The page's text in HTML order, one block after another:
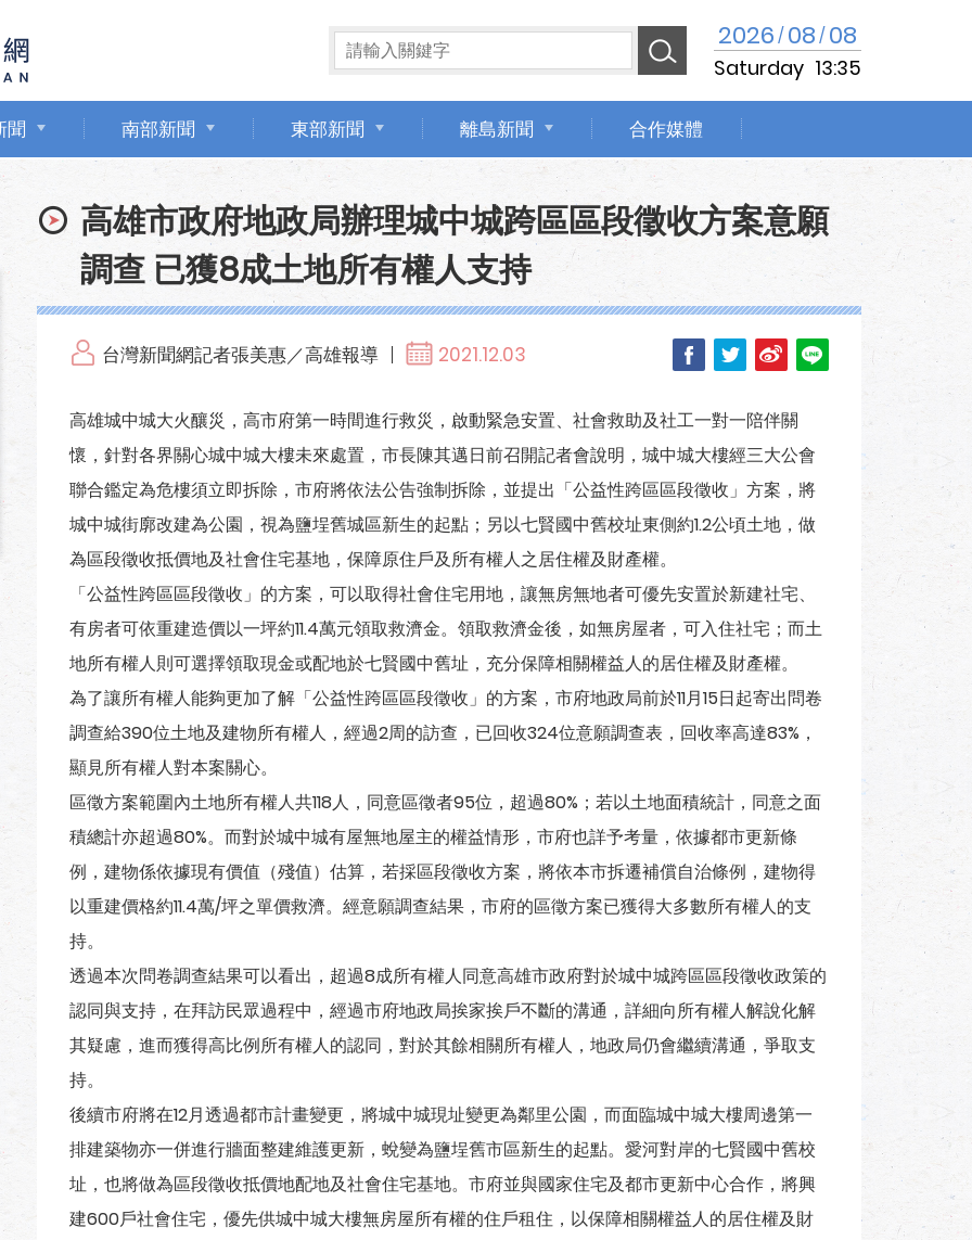
2026/08/08
Saturday 13:35
聞 南部新聞 東部新聞 離島新聞 合作媒體
高雄市政府地政局辦理城中城跨區區段徵收方案意願
調查 已獲8成土地所有權人支持
台灣新聞網記者張美惠／高雄報導 2021.12.03
高雄城中城大火釀災，高市府第一時間進行救災，啟動緊急安置、社會救助及社工一對一陪伴關
懷，針對各界關心城中城大樓未來處置，市長陳其邁日前召開記者會說明，城中城大樓經三大公會
聯合鑑定為危樓須立即拆除，市府將依法公告強制拆除，並提出「公益性跨區區段徵收」方案，將
城中城街廓改建為公園，視為鹽埕舊城區新生的起點；另以七賢國中舊校址東側約1.2公頃土地，做
為區段徵收抵價地及社會住宅基地，保障原住戶及所有權人之居住權及財產權。
「公益性跨區區段徵收」的方案，可以取得社會住宅用地，讓無房無地者可優先安置於新建社宅、
有房者可依重建造價以一坪約11.4萬元領取救濟金。領取救濟金後，如無房屋者，可入住社宅；而土
地所有權人則可選擇領取現金或配地於七賢國中舊址，充分保障相關權益人的居住權及財產權。
為了讓所有權人能夠更加了解「公益性跨區區段徵收」的方案，市府地政局前於11月15日起寄出問卷
調查給390位土地及建物所有權人，經過2周的訪查，已回收324位意願調查表，回收率高達83%，
顯見所有權人對本案關心。
區徵方案範圍內土地所有權人共118人，同意區徵者95位，超過80%；若以土地面積統計，同意之面
積總計亦超過80%。而對於城中城有屋無地屋主的權益情形，市府也詳予考量，依據都市更新條
例，建物係依據現有價值（殘值）估算，若採區段徵收方案，將依本市拆遷補償自治條例，建物得
以重建價格約11.4萬/坪之單價救濟。經意願調查結果，市府的區徵方案已獲得大多數所有權人的支
持。
透過本次問卷調查結果可以看出，超過8成所有權人同意高雄市政府對於城中城跨區區段徵收政策的
認同與支持，在拜訪民眾過程中，經過市府地政局挨家挨戶不斷的溝通，詳細向所有權人解說化解
其疑慮，進而獲得高比例所有權人的認同，對於其餘相關所有權人，地政局仍會繼續溝通，爭取支
持。
後續市府將在12月透過都市計畫變更，將城中城現址變更為鄰里公園，而面臨城中城大樓周邊第一
排建築物亦一併進行牆面整建維護更新，蛻變為鹽埕舊市區新生的起點。愛河對岸的七賢國中舊校
址，也將做為區段徵收抵價地配地及社會住宅基地。市府並與國家住宅及都市更新中心合作，將興
建600戶社會住宅，優先供城中城大樓無房屋所有權的住戶租住，以保障相關權益人的居住權及財